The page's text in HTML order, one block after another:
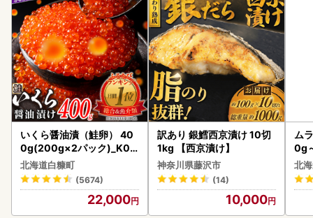
いくら醤油漬（鮭卵） 40
0g(200g×2パック)_K02
2-1676
北海道白糠町
(5674)
22,000
訳あり 銀鱈西京漬け 10切
1kg 【西京漬け】
神奈川県藤沢市
(14)
10,000
ム
0g
北